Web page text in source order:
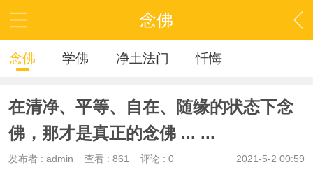
念佛
念佛 学佛 净土法门 忏悔
在清净、平等、自在、随缘的状态下念
佛，那才是真正的念佛 ... ...
2021-5-2 00:59
发布者 : admin 查看 : 861 评论 : 0